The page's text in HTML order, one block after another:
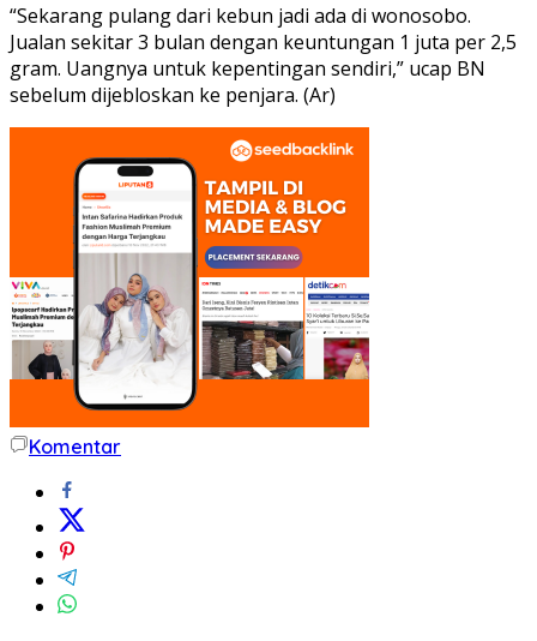
“Sekarang pulang dari kebun jadi ada di wonosobo.
Jualan sekitar 3 bulan dengan keuntungan 1 juta per 2,5
gram. Uangnya untuk kepentingan sendiri,” ucap BN
sebelum dijebloskan ke penjara. (Ar)
Komentar